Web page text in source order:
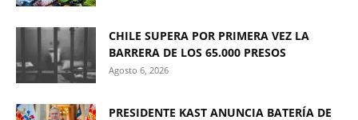
CHILE SUPERA POR PRIMERA VEZ LA
BARRERA DE LOS 65.000 PRESOS
Agosto 6, 2026
PRESIDENTE KAST ANUNCIA BATERÍA DE